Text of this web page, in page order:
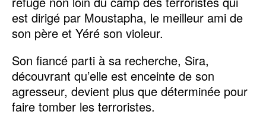
est dirigé par Moustapha, le meilleur ami de
son père et Yéré son violeur.
Son fiancé parti à sa recherche, Sira,
découvrant qu’elle est enceinte de son
agresseur, devient plus que déterminée pour
faire tomber les terroristes.